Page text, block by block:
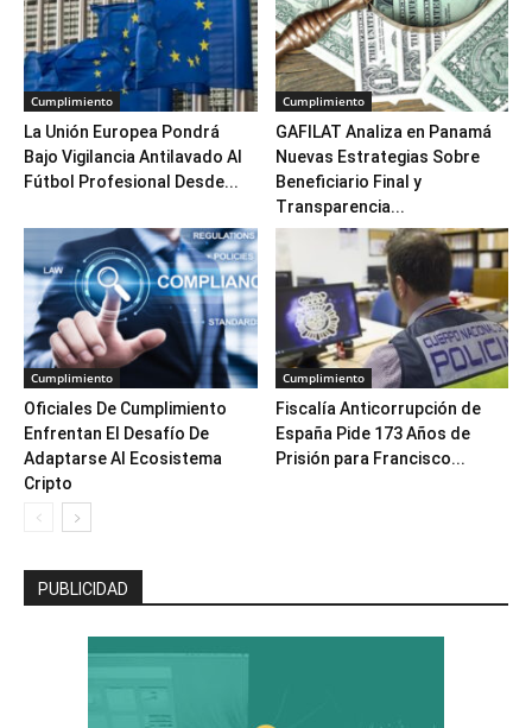
Cumplimiento
La Unión Europea Pondrá
Bajo Vigilancia Antilavado Al
Fútbol Profesional Desde...
Cumplimiento
GAFILAT Analiza en Panamá
Nuevas Estrategias Sobre
Beneficiario Final y
Transparencia...
Cumplimiento
Oficiales De Cumplimiento
Enfrentan El Desafío De
Adaptarse Al Ecosistema
Cripto
Cumplimiento
Fiscalía Anticorrupción de
España Pide 173 Años de
Prisión para Francisco...
PUBLICIDAD